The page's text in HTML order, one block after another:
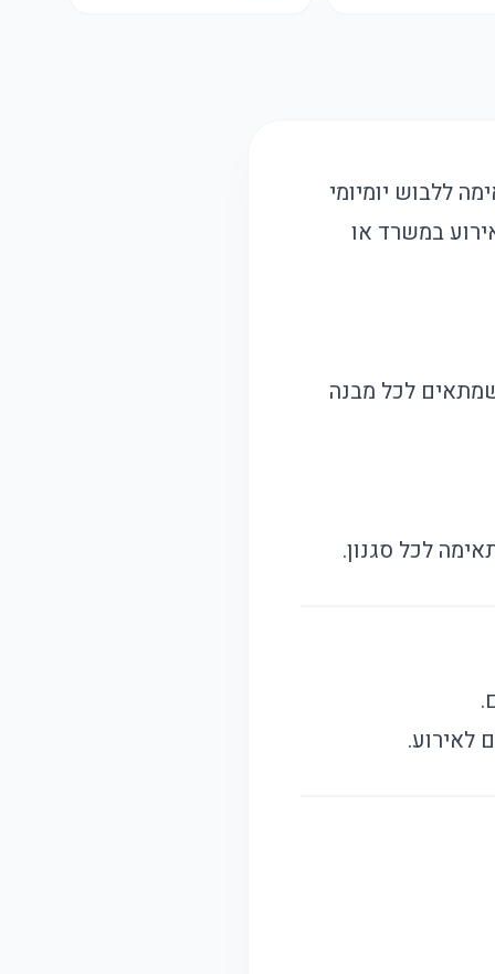
ללבוש יומיומי
במשרד או
לכל מבנה
לכל סגנון.
לאירוע.